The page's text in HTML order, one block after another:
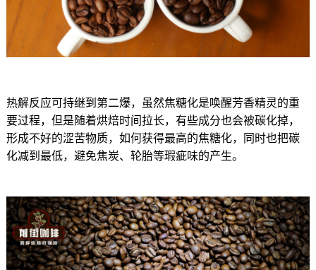
热解反应可持继到第二爆，虽然焦糖化是唤醒芳香精灵的重
要过程，但是随着烘焙时间拉长，有些成分也会被碳化掉，
形成不好的涩苦物质，如何获得最高的焦糖化，同时也把碳
化减到最低，避免焦炭、轮胎等瑕疵味的产生。